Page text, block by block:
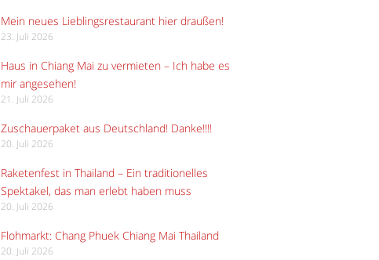
Mein neues Lieblingsrestaurant hier draußen!
23. Juli 2026
Haus in Chiang Mai zu vermieten – Ich habe es
mir angesehen!
21. Juli 2026
Zuschauerpaket aus Deutschland! Danke!!!!
20. Juli 2026
Raketenfest in Thailand – Ein traditionelles
Spektakel, das man erlebt haben muss
20. Juli 2026
Flohmarkt: Chang Phuek Chiang Mai Thailand
20. Juli 2026